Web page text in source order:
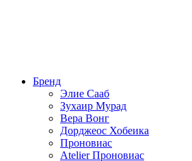
Бренд
Элие Сааб
Зухаир Мурад
Вера Вонг
Дорджеос Хобеика
Проновиас
Atelier Проновиас